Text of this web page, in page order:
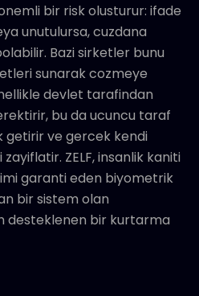
bir risk olusturur: ifade
unutulursa, cuzdana
Bazi sirketler bunu
sunarak cozmeye
devlet tarafindan
bu da ucuncu taraf
getirir ve gercek kendi
ZELF, insanlik kaniti
garanti eden biyometrik
bir sistem olan
desteklenen bir kurtarma